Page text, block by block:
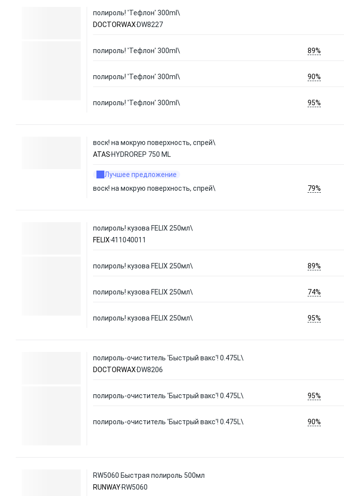
полироль! 'Тефлон' 300ml\
DOCTORWAX DW8227
полироль! 'Тефлон' 300ml\ 89%
полироль! 'Тефлон' 300ml\ 90%
полироль! 'Тефлон' 300ml\ 95%
воск! на мокрую поверхность, спрей\
ATAS HYDROREP 750 ML
Лучшее предложение
воск! на мокрую поверхность, спрей\
79%
полироль! кузова FELIX 250мл\
FELIX 411040011
полироль! кузова FELIX 250мл\ 89%
полироль! кузова FELIX 250мл\ 74%
полироль! кузова FELIX 250мл\ 95%
полироль-очиститель 'Быстрый вакс'! 0.475L\
DOCTORWAX DW8206
полироль-очиститель 'Быстрый вакс'! 0.475L\ 95%
полироль-очиститель 'Быстрый вакс'! 0.475L\ 90%
RW5060 Быстрая полироль 500мл
RUNWAY RW5060